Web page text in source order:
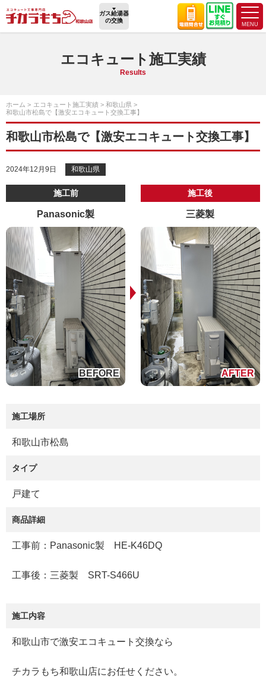
ガス給湯器
の交換
エコキュート施工実績
Results
ホーム エコキュート施工実績
和歌山県
和歌山市松島で【激安エコキュート交換工事】
和歌山市松島で【激安エコキュート交換工事】
2024年12月9日 和歌山県
施工前
Panasonic製
施工後
三菱製
施工場所
和歌山市松島
タイプ
戸建て
商品詳細
工事前：Panasonic製 HE-K46DQ
工事後：三菱製 SRT-S466U
施工内容
和歌山市で激安エコキュート交換なら
チカラもち和歌山店にお任せください。